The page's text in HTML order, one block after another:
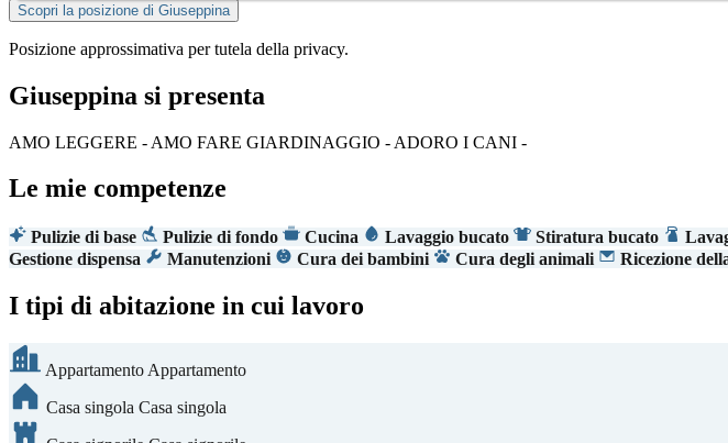
Scopri la posizione di Giuseppina
Posizione approssimativa per tutela della privacy.
Giuseppina si presenta
AMO LEGGERE - AMO FARE GIARDINAGGIO - ADORO I CANI -
Le mie competenze
Pulizie di base Pulizie di fondo Cucina Lavaggio bucato Stiratura bucato
Gestione dispensa
Manutenzioni Cura dei bambini Cura degli animali Ricezione
I tipi di abitazione in cui lavoro
Appartamento Appartamento
Casa singola Casa singola